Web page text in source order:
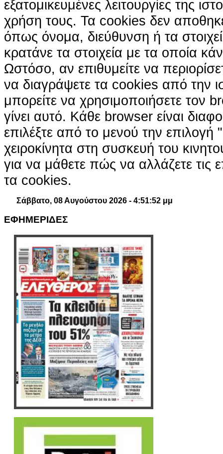
εξατομικευμένες λειτουργίες της
χρήση τους. Τα cookies δεν
όπως όνομα, διεύθυνση ή τα
κρατάνε τα στοιχεία με τα οποία
Ωστόσο, αν επιθυμείτε να
να διαγράψετε τα cookies από την
μπορείτε να χρησιμοποιήσετε τον
γίνει αυτό. Κάθε browser είναι
επιλέξτε από το μενού την επιλογή
χειροκίνητα στη συσκευή του
για να μάθετε πώς να αλλάζετε τις
τα cookies.
Σάββατο, 08 Αυγούστου 2026 - 4:51:53 μμ
ΕΦΗΜΕΡΙΔΕΣ